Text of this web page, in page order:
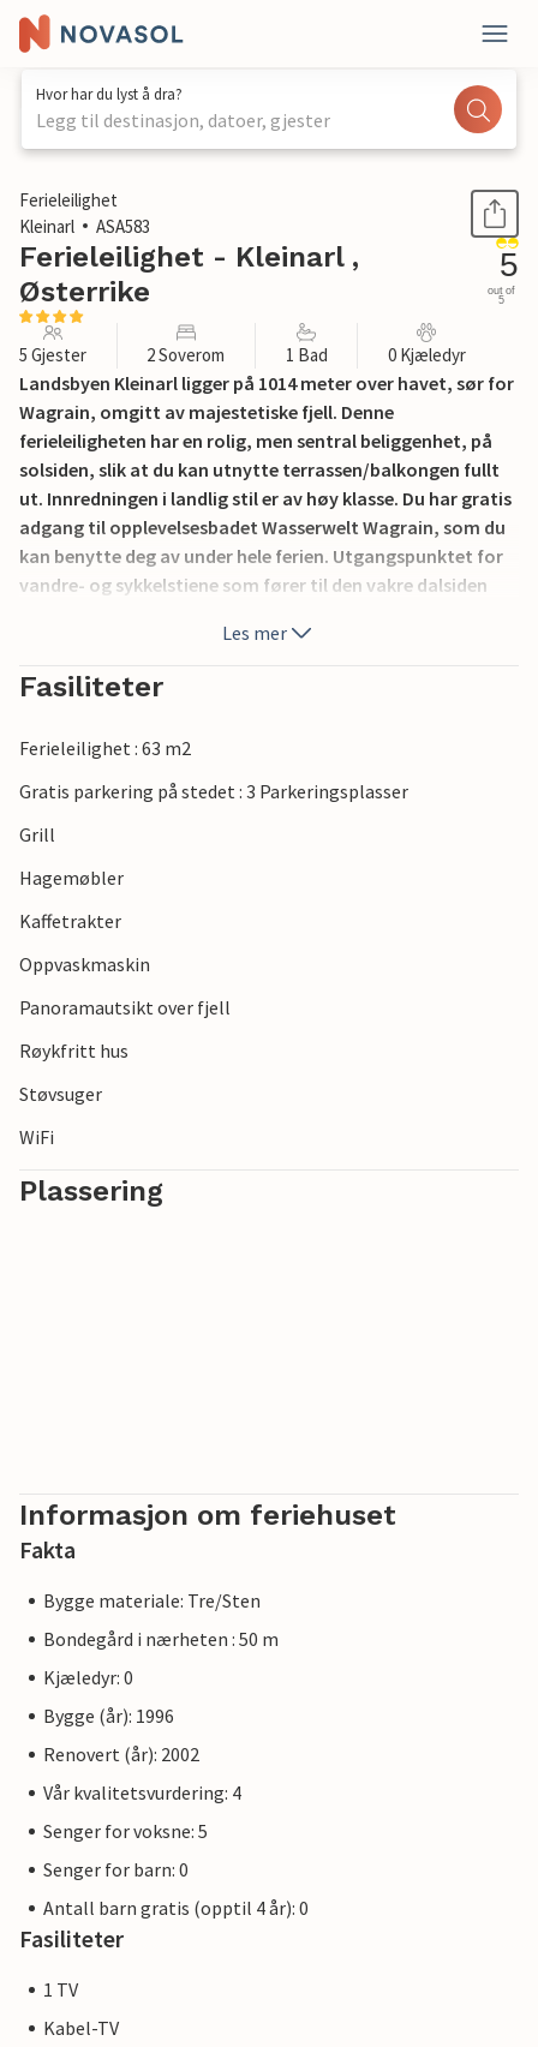
Hvor har du lyst å dra?
Legg til destinasjon, datoer, gjester
1 / 15
Ferieleilighet
Kleinarl
ASA583
Ferieleilighet - Kleinarl ,
Østerrike
5
out of
5
5 Gjester 2 Soverom 1 Bad 0 Kjæledyr
Landsbyen Kleinarl ligger på 1014 meter over havet, sør for
Wagrain, omgitt av majestetiske fjell. Denne
ferieleiligheten har en rolig, men sentral beliggenhet, på
solsiden, slik at du kan utnytte terrassen/balkongen fullt
ut. Innredningen i landlig stil er av høy klasse. Du har gratis
adgang til opplevelsesbadet Wasserwelt Wagrain, som du
kan benytte deg av under hele ferien. Utgangspunktet for
vandre- og sykkelstiene som fører til den vakre dalsiden
restauranter og kafeer i umiddelbar nærhet. En liten hund
opp til 15 kg på forespørsel. Lengde på enkeltsengen på
soverommet: 1,8 m.
Les mer
Fasiliteter
Ferieleilighet : 63 m2
Gratis parkering på stedet : 3 Parkeringsplasser
Grill
Hagemøbler
Kaffetrakter
Oppvaskmaskin
Panoramautsikt over fjell
Røykfritt hus
Støvsuger
WiFi
Plassering
Informasjon om feriehuset
Fakta
Bygge materiale: Tre/Sten
Bondegård i nærheten : 50 m
Kjæledyr: 0
Bygge (år): 1996
Renovert (år): 2002
Vår kvalitetsvurdering: 4
Senger for voksne: 5
Senger for barn: 0
Antall barn gratis (opptil 4 år): 0
Fasiliteter
1 TV
Kabel-TV